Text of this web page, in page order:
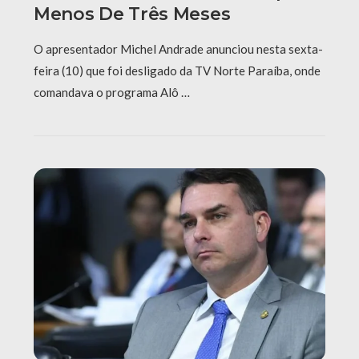
Menos De Três Meses
O apresentador Michel Andrade anunciou nesta sexta-
feira (10) que foi desligado da TV Norte Paraíba, onde
comandava o programa Alô …